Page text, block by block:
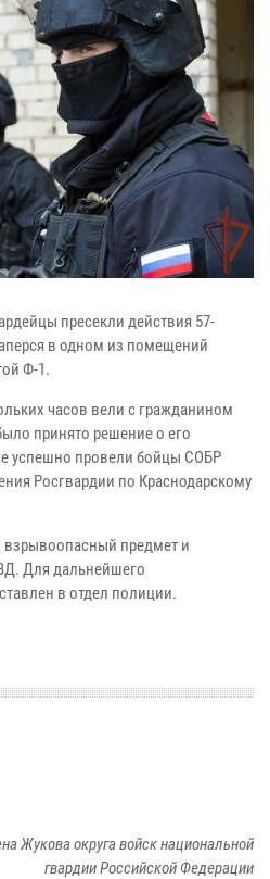
пресекли действия 57-
в одном из помещений
Ф-1.
часов вели с гражданином
принято решение о его
успешно провели бойцы СОБР
Росгвардии по Краснодарскому
взрывоопасный предмет и
Для дальнейшего
в отдел полиции.
Жукова округа войск национальной
гвардии Российской Федерации